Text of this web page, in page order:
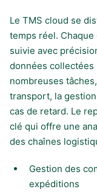
Le TMS cloud se
temps réel.
suivie avec
données collectées
nombreuses
transport, la gestion
cas de retard. Le
clé qui offre une
des chaînes
Gestion des
expéditions